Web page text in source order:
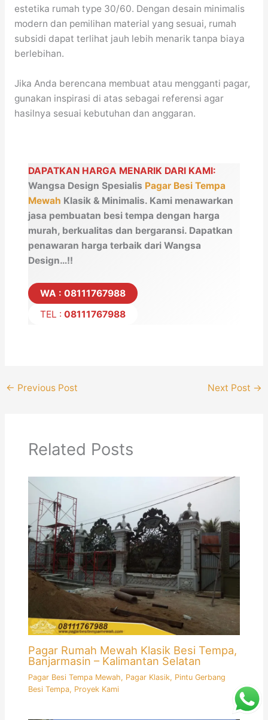
estetika rumah type 30/60. Dengan desain minimalis
modern dan pemilihan material yang sesuai, rumah
subsidi dapat terlihat jauh lebih menarik tanpa biaya
berlebihan.
Jika Anda berencana membuat atau mengganti pagar,
gunakan inspirasi di atas sebagai referensi agar
hasilnya sesuai kebutuhan dan anggaran.
DAPATKAN HARGA MENARIK DARI KAMI:
Wangsa Design Spesialis Pagar Besi Tempa
Mewah Klasik & Minimalis. Kami menawarkan
jasa pembuatan besi tempa dengan harga
murah, berkualitas dan bergaransi. Dapatkan
penawaran harga terbaik dari Wangsa
Design…!!
WA : 08111767988
TEL :08111767988
← Previous Post Next Post →
Related Posts
Pagar Rumah Mewah Klasik Besi Tempa,
Banjarmasin – Kalimantan Selatan
Pagar Besi Tempa Mewah, Pagar Klasik, Pintu Gerbang
Besi Tempa, Proyek Kami